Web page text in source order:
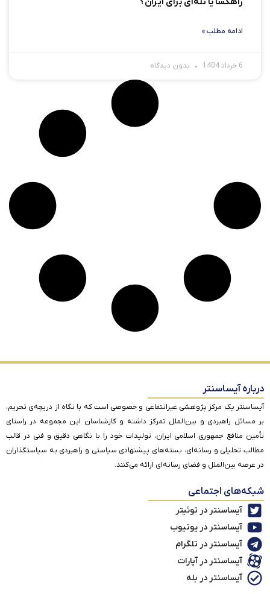
ادامه مطلب »
6 خرداد 1404 بدون دیدگاه
درباره آیساسنتر
آیساسنتر یک مرکز پژوهشی غیرانتفاعی و خصوصی است که با نگاه از دریچه‌ی تحریم،
بر مسائل راهبردی و بین‌الملل تمرکز داشته و کارشناسان این مجموعه در راستای
تأمین منافع جمهوری اسلامی ایران، تولیدات خود را با نگاهی دقیق و فنی در قالب
مطالب تحلیلی و رسانه‌ای، بسته‌های پیشنهادی سیاستی و راهبردی به سیاستگذاران
در عرصه بین‌الملل و فضای رسانه‌ای ارائه می‌کنند.
شبکه‌های اجتماعی
آیساسنتر در توئیتر
آیساسنتر در یوتیوب
آیساسنتر در تلگرام
آیساسنتر در آپارات
آیساسنتر در بله